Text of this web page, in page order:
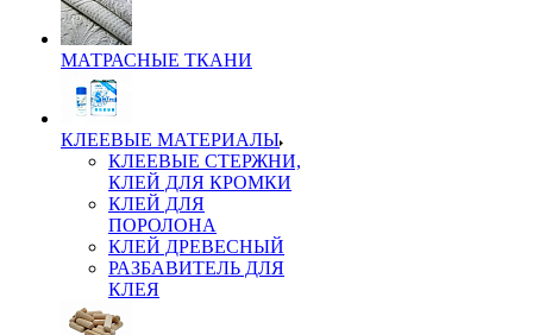
МАТРАСНЫЕ ТКАНИ
КЛЕЕВЫЕ МАТЕРИАЛЫ
КЛЕЕВЫЕ СТЕРЖНИ,
КЛЕЙ ДЛЯ КРОМКИ
КЛЕЙ ДЛЯ
ПОРОЛОНА
КЛЕЙ ДРЕВЕСНЫЙ
РАЗБАВИТЕЛЬ ДЛЯ
КЛЕЯ